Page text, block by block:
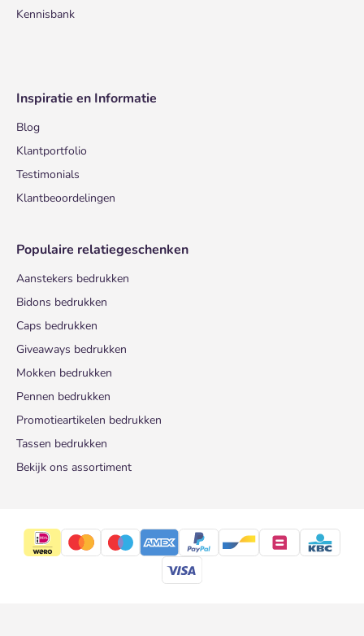
Kennisbank
Inspiratie en Informatie
Blog
Klantportfolio
Testimonials
Klantbeoordelingen
Populaire relatiegeschenken
Aanstekers bedrukken
Bidons bedrukken
Caps bedrukken
Giveaways bedrukken
Mokken bedrukken
Pennen bedrukken
Promotieartikelen bedrukken
Tassen bedrukken
Bekijk ons assortiment